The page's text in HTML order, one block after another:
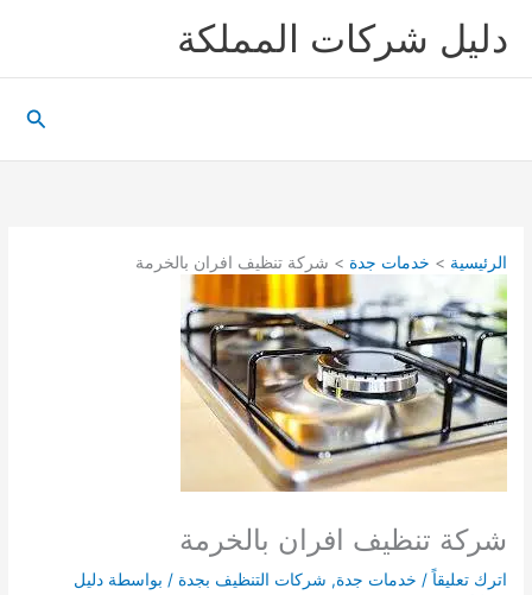
دليل شركات المملكة
الرئيسية خدمات جدة شركة تنظيف افران بالخرمة
شركة تنظيف افران بالخرمة
اترك تعليقاً / خدمات جدة, شركات التنظيف بجدة / بواسطة دليل